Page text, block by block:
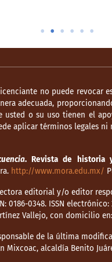
no puede revocar
adecuada,
usted o su uso tienen el
aplicar términos legales
. Revista de historia
http://www.mora.edu.mx/
editorial y/o editor
0186-0348. ISSN
Vallejo, con domicilio
de la última
Mixcoac, alcaldía Benito